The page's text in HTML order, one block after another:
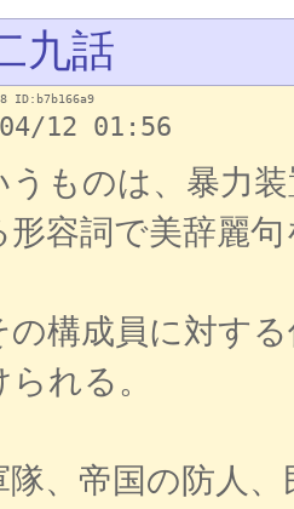
九話
ID:b7b166a9
12 01:56
うものは、暴力
形容詞で美辞麗
の構成員に対す
れる。
隊、帝国の防人